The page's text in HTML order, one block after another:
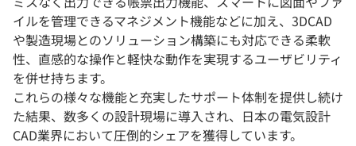
イルを管理できるマネジメント機能などに加え、3DCAD
や製造現場とのソリューション構築にも対応できる柔軟
性、直感的な操作と軽快な動作を実現するユーザビリティ
を併せ持ちます。
これらの様々な機能と充実したサポート体制を提供し続け
た結果、数多くの設計現場に導入され、日本の電気設計
CAD業界において圧倒的シェアを獲得しています。